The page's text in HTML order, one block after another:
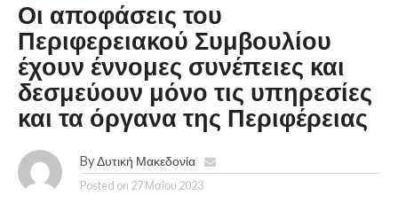
Οι αποφάσεις του
Περιφερειακού Συμβουλίου
έχουν έννομες συνέπειες και
δεσμεύουν μόνο τις υπηρεσίες
και τα όργανα της Περιφέρειας
By Δυτική Μακεδονία
Posted on 27 Μαΐου 2023